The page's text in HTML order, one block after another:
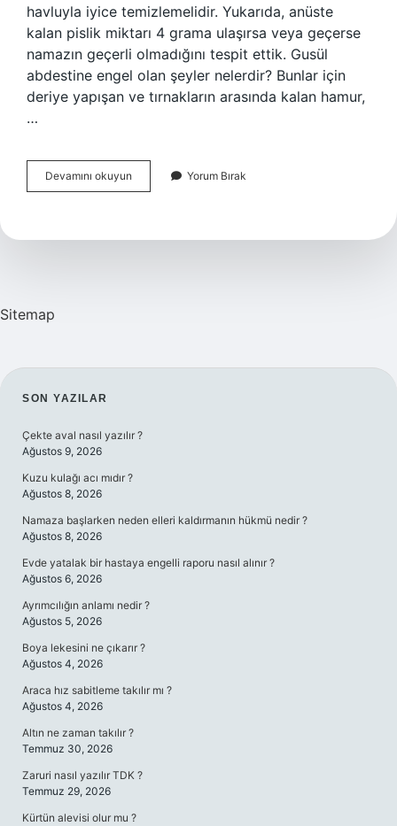
havluyla iyice temizlemelidir. Yukarıda, anüste
kalan pislik miktarı 4 grama ulaşırsa veya geçerse
namazın geçerli olmadığını tespit ettik. Gusül
abdestine engel olan şeyler nelerdir? Bunlar için
deriye yapışan ve tırnakların arasında kalan hamur,
…
Devamını okuyun Necaset
Gusle
Yorum Bırak
Sitemap
SIDEBAR
SON YAZILAR
Çekte aval nasıl yazılır ?
Ağustos 9, 2026
Kuzu kulağı acı mıdır ?
Ağustos 8, 2026
Namaza başlarken neden elleri kaldırmanın hükmü nedir ?
Ağustos 8, 2026
Evde yatalak bir hastaya engelli raporu nasıl alınır ?
Ağustos 6, 2026
Ayrımcılığın anlamı nedir ?
Ağustos 5, 2026
Boya lekesini ne çıkarır ?
Ağustos 4, 2026
Araca hız sabitleme takılır mı ?
Ağustos 4, 2026
Altın ne zaman takılır ?
Temmuz 30, 2026
Zaruri nasıl yazılır TDK ?
Temmuz 29, 2026
Kürtün alevisi olur mu ?